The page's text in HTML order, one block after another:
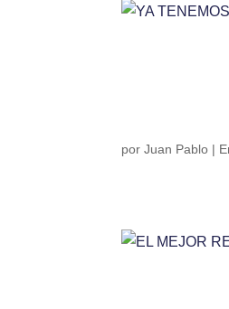
porJuan Pablo |